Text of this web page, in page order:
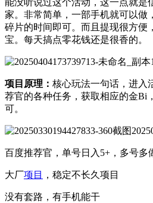
家。非常简单，一部手机就可以做
碎片的时间即可。而且提现很方便
宝。每天搞点零花钱还是很香的。
项目原理： 核心玩法一句话，进入
荐官的各种任务，获取相应的金Bi
可。
百度推荐官，单号日入5+，多号多
大厂项目 ，稳定不长久项目
没有套路，有手机能干